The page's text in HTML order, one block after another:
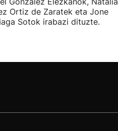
Ortiz de Zaratek eta Jone
Sotok irabazi dituzte.